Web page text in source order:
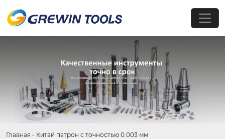
Главная - Китай патрон с точностью 0.003 мм